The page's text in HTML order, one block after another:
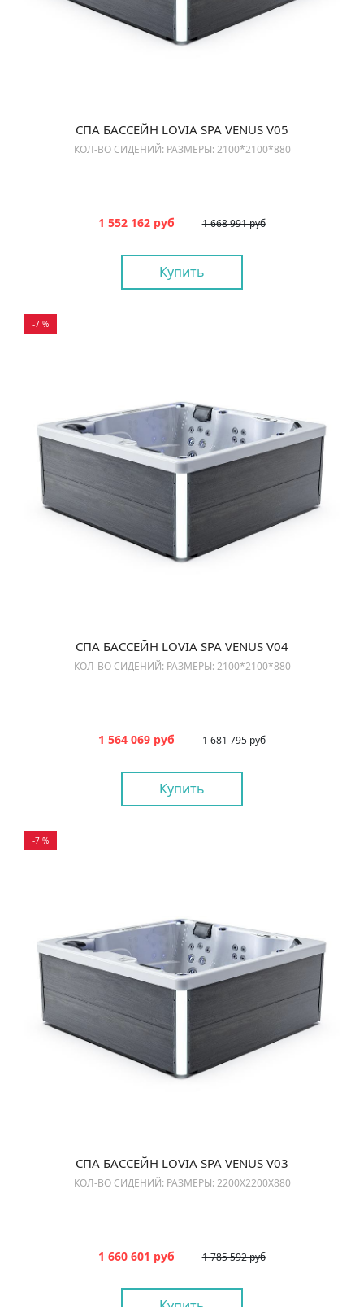
СПА БАССЕЙН LOVIA SPA VENUS V05
КОЛ-ВО СИДЕНИЙ: РАЗМЕРЫ: 2100*2100*880
1 668 991 руб
1 552 162 руб
Купить
-7 %
СПА БАССЕЙН LOVIA SPA VENUS V04
КОЛ-ВО СИДЕНИЙ: РАЗМЕРЫ: 2100*2100*880
1 681 795 руб
1 564 069 руб
Купить
-7 %
СПА БАССЕЙН LOVIA SPA VENUS V03
КОЛ-ВО СИДЕНИЙ: РАЗМЕРЫ: 2200X2200X880
1 785 592 руб
1 660 601 руб